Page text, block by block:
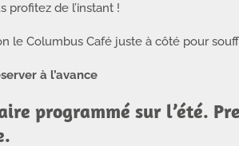
profitez de l’instant !
le Columbus Café juste à côté pour
à l’avance
programmé sur l’été.